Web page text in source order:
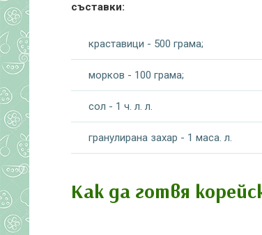
съставки:
краставици - 500 грама;
морков - 100 грама;
сол - 1 ч. л. л.
гранулирана захар - 1 маса. л.
Как да готвя